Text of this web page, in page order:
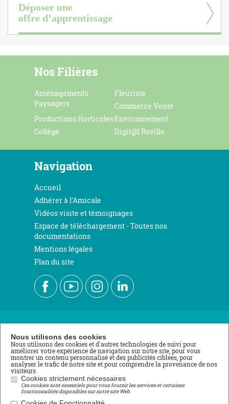
Déposer une
offre d’apprentissage
Nos Filières
Aménagements
Paysagers
Fleuriste
Commerce Vente
Productions HorticolesEnvironnement
Collège
Digit@l Roville
Navigation
Accueil
Adhérer à l'Amicale
Vidéos visite et témoignages
Espace de téléchargement - Toutes nos
documentations
Mentions légales
Plan du site
Nous contacter
École de Roville
3 rue du Stade
88700 ROVILLE AUX CHÊNES
Tél : 03 29 65 11 04
lycee@roville.fr
Nous utilisons des cookies
Nous utilisons des cookies et d'autres technologies de suivi pour
améliorer votre expérience de navigation sur notre site, pour vous
montrer un contenu personnalisé et des publicités ciblées, pour
analyser le trafic de notre site et pour comprendre la provenance de nos
visiteurs.
Cookies strictement nécessaires
Ces cookies sont essentiels pour vous fournir les services et certaines
fonctionnalités disponibles sur notre site Web.